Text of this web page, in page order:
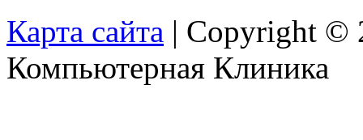
Карта сайта | Copyright ©
Компьютерная Клиника